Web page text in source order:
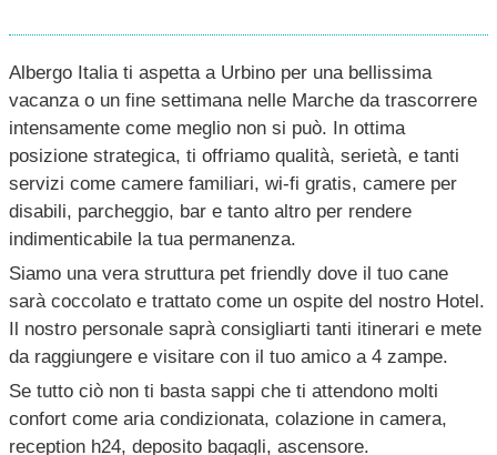
Albergo Italia ti aspetta a Urbino per una bellissima
vacanza o un fine settimana nelle Marche da trascorrere
intensamente come meglio non si può. In ottima
posizione strategica, ti offriamo qualità, serietà, e tanti
servizi come camere familiari, wi-fi gratis, camere per
disabili, parcheggio, bar e tanto altro per rendere
indimenticabile la tua permanenza.
Siamo una vera struttura pet friendly dove il tuo cane
sarà coccolato e trattato come un ospite del nostro Hotel.
Il nostro personale saprà consigliarti tanti itinerari e mete
da raggiungere e visitare con il tuo amico a 4 zampe.
Se tutto ciò non ti basta sappi che ti attendono molti
confort come aria condizionata, colazione in camera,
reception h24, deposito bagagli, ascensore.